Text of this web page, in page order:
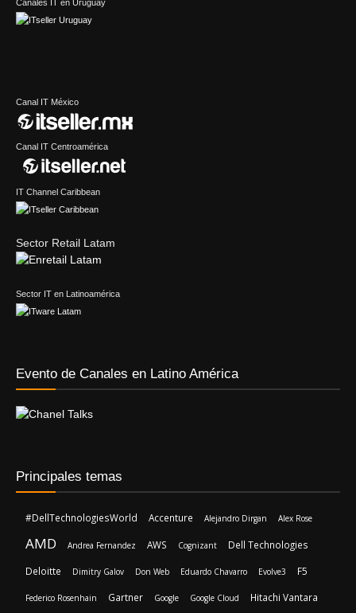
Canales IT en Uruguay
Canal IT México
Canal IT Centroamérica
IT Channel Caribbean
Sector Retail Latam
Sector IT en Latinoamérica
Evento de Canales en Latino América
Principales temas
#DellTechnologiesWorld Accenture Alejandro Dirgan Alex Rose
AMD Andrea Fernandez AWS Cognizant Dell Technologies
Deloitte Dimitry Galov Don Web Eduardo Chavarro Evolve3 F5
Federico Rosenhain Gartner Google Google Cloud Hitachi Vantara